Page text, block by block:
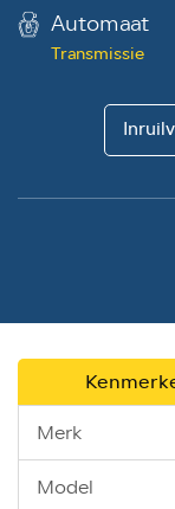
Automaat
Transmissie
Merk
Model